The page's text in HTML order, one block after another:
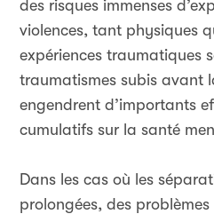
des risques immenses
violences, tant physiques
expériences traumatiques
traumatismes subis avant
engendrent d’importants
cumulatifs sur la santé
Dans les cas où les
prolongées, des